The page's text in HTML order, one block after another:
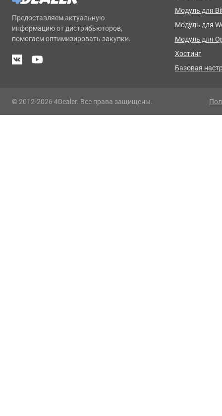
Предоставляем актуальную
информацию от дистрибьюторов,
помогаем оптимизировать закупки.
Модуль для
Модуль для
Модуль для
Хостинг
Базовая
© 2012-2026 4Dealer. Все права защищены.